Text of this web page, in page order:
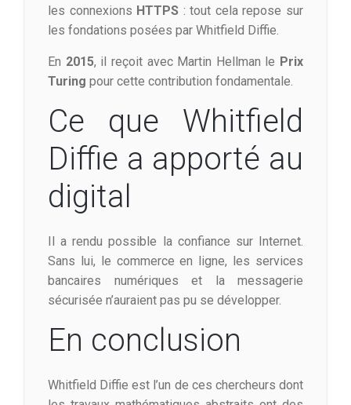
les connexions HTTPS : tout cela repose sur
les fondations posées par Whitfield Diffie.
En 2015, il reçoit avec Martin Hellman le Prix
Turing pour cette contribution fondamentale.
Ce que Whitfield
Diffie a apporté au
digital
Il a rendu possible la confiance sur Internet.
Sans lui, le commerce en ligne, les services
bancaires numériques et la messagerie
sécurisée n’auraient pas pu se développer.
En conclusion
Whitfield Diffie est l’un de ces chercheurs dont